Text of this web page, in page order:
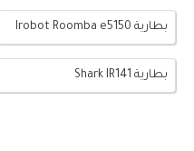
بطارية Irobot Roomba e5150
بطارية Shark IR141